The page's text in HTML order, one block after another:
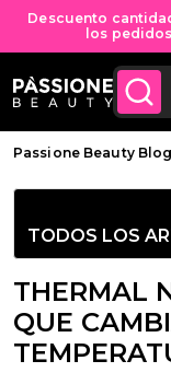
Envío GRATIS en
Migaja de pan
Passione Beauty Blog
TODOS LOS
THERMAL
QUE